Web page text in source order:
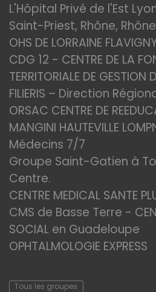
L'Hôpital Privé de l'Est
Saint-Priest, Rhône,
OHS DE LORRAINE
CDG 12 - CENTRE DE LA
TERRITORIALE DE GESTION
FILIERIS – Direction
ORSAC CENTRE DE
MANGINI HAUTEVILLE
Médecins 7/7
Groupe Saint-Gatien à
Centre.
CENTRE MEDICAL SANTE
CMS de Basse Terre -
SOCIAL en Guadeloupe
OPHTALMOLOGIE EXPRESS
Tous les groupes